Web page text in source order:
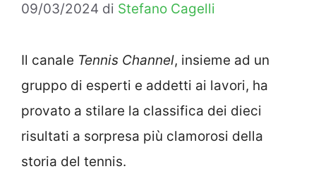
09/03/2024 di Stefano Cagelli
Il canale Tennis Channel, insieme ad un
gruppo di esperti e addetti ai lavori, ha
provato a stilare la classifica dei dieci
risultati a sorpresa più clamorosi della
storia del tennis.